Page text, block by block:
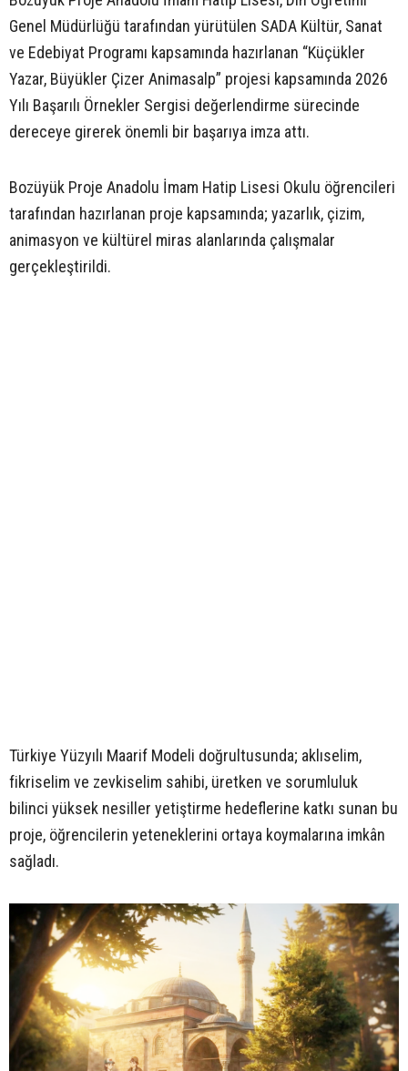
Genel Müdürlüğü tarafından yürütülen SADA Kültür, Sanat
ve Edebiyat Programı kapsamında hazırlanan “Küçükler
Yazar, Büyükler Çizer Animasalp” projesi kapsamında 2026
Yılı Başarılı Örnekler Sergisi değerlendirme sürecinde
dereceye girerek önemli bir başarıya imza attı.
Bozüyük Proje Anadolu İmam Hatip Lisesi Okulu öğrencileri
tarafından hazırlanan proje kapsamında; yazarlık, çizim,
animasyon ve kültürel miras alanlarında çalışmalar
gerçekleştirildi.
Türkiye Yüzyılı Maarif Modeli doğrultusunda; aklıselim,
fikriselim ve zevkiselim sahibi, üretken ve sorumluluk
bilinci yüksek nesiller yetiştirme hedeflerine katkı sunan bu
proje, öğrencilerin yeteneklerini ortaya koymalarına imkân
sağladı.